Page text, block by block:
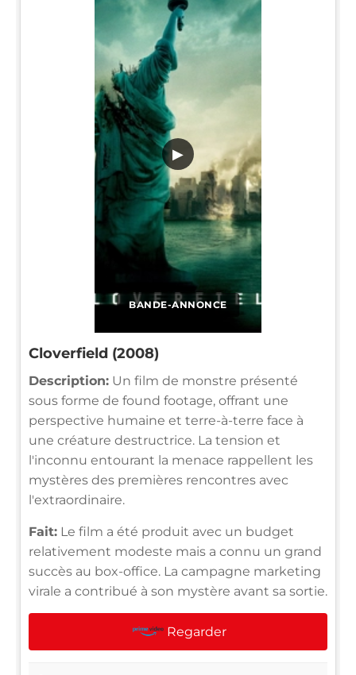
BANDE-ANNONCE
▶
Cloverfield (2008)
Description: Un film de monstre présenté
sous forme de found footage, offrant une
perspective humaine et terre-à-terre face à
une créature destructrice. La tension et
l'inconnu entourant la menace rappellent les
mystères des premières rencontres avec
l'extraordinaire.
Fait: Le film a été produit avec un budget
relativement modeste mais a connu un grand
succès au box-office. La campagne marketing
virale a contribué à son mystère avant sa sortie.
Regarder